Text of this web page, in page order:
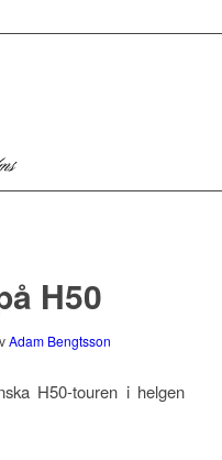
H50
Adam Bengtsson
H50-touren i helgen